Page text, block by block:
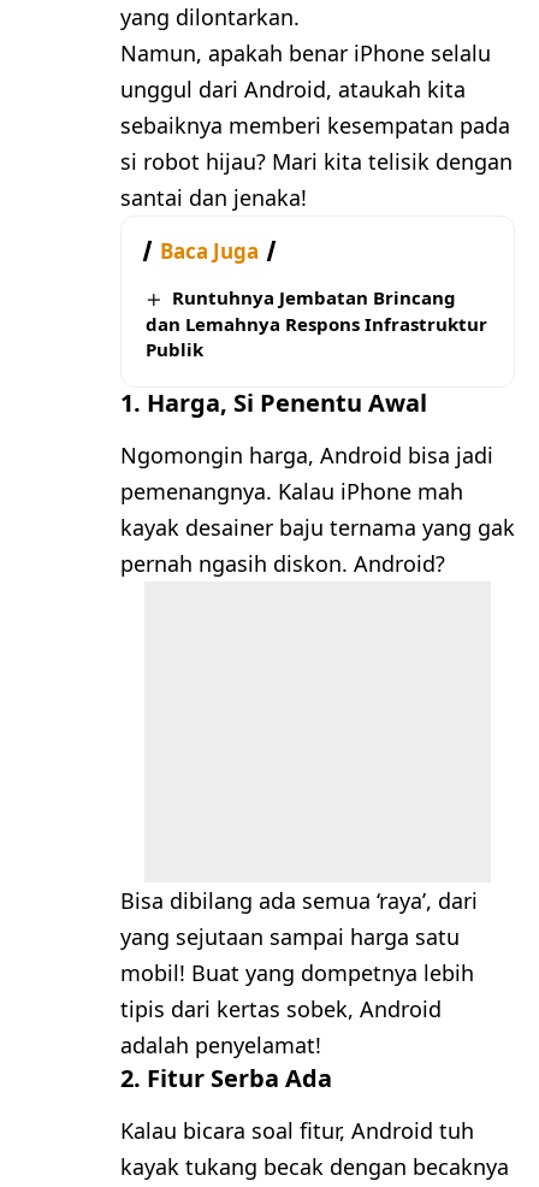
yang dilontarkan.
Namun, apakah benar iPhone selalu
unggul dari Android, ataukah kita
sebaiknya memberi kesempatan pada
si robot hijau? Mari kita telisik dengan
santai dan jenaka!
Baca Juga
Runtuhnya Jembatan Brincang
dan Lemahnya Respons Infrastruktur
Publik
1. Harga, Si Penentu Awal
Ngomongin harga, Android bisa jadi
pemenangnya. Kalau iPhone mah
kayak desainer baju ternama yang gak
pernah ngasih diskon. Android?
Bisa dibilang ada semua ‘raya’, dari
yang sejutaan sampai harga satu
mobil! Buat yang dompetnya lebih
tipis dari kertas sobek, Android
adalah penyelamat!
2. Fitur Serba Ada
Kalau bicara soal fitur, Android tuh
kayak tukang becak dengan becaknya